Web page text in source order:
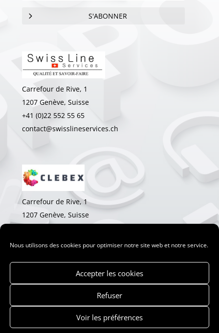
Nous utilisons des cookies pour optimiser notre site web et notre service.
Accepter les cookies
Refuser
Voir les préférences
S'ABONNER
Carrefour de Rive, 1
1207 Genève, Suisse
+41 (0)22 552 55 65
contact@swisslineservices.ch
Carrefour de Rive, 1
1207 Genève, Suisse
olivier.barraud@clebex.com